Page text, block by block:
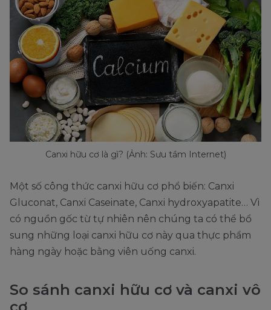
Canxi hữu cơ là gì? (Ảnh: Sưu tầm Internet)
Một số công thức canxi hữu cơ phổ biến: Canxi
Gluconat, Canxi Caseinate, Canxi hydroxyapatite… Vì
có nguồn gốc từ tự nhiên nên chúng ta có thể bổ
sung những loại canxi hữu cơ này qua thực phẩm
hàng ngày hoặc bằng viên uống canxi.
So sánh canxi hữu cơ và canxi vô